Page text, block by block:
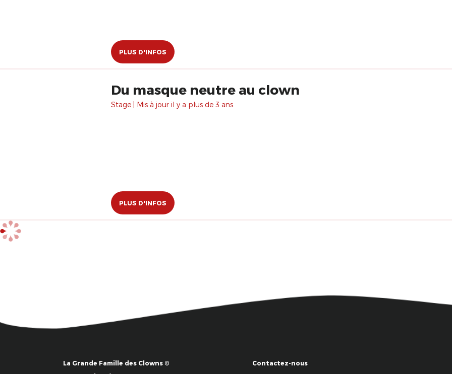
PLUS D'INFOS
Du masque neutre au clown
Stage | Mis à jour il y a plus de 3 ans.
PLUS D'INFOS
La Grande Famille des Clowns ©
Contactez-nous